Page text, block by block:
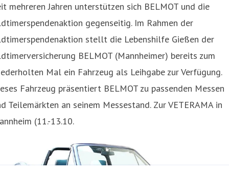
mehreren Jahren unterstützen sich BELMOT und die
gegenseitig. Im Rahmen der
stellt die Lebenshilfe Gießen der
BELMOT (Mannheimer) bereits zum
Mal ein Fahrzeug als Leihgabe zur Verfügung.
Fahrzeug präsentiert BELMOT zu passenden Messen
Teilemärkten an seinem Messestand. Zur VETERAMA in
(11.-13.10.